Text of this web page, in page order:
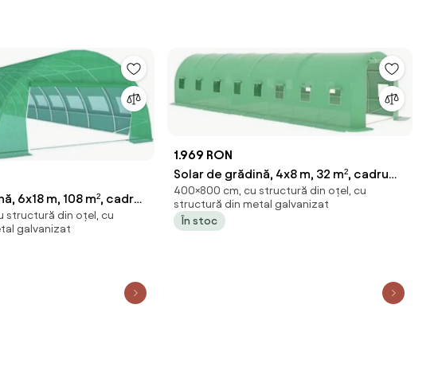
6x18 m, 108 m², cadru
folie PE
rulante, rezistent
Verde, GH618,
structură din oțel, cu
galvanizat
1.969 RON
Solar de grădină, 4x8 m, 32 m², cadru
din oțel, țeavă galvanizată, folie PE
armată, 16 ferestre rulante, rezistent
la UV, impermeabil, Verde,
400×800 cm, cu structură din oțel, cu
structură din metal galvanizat
În stoc